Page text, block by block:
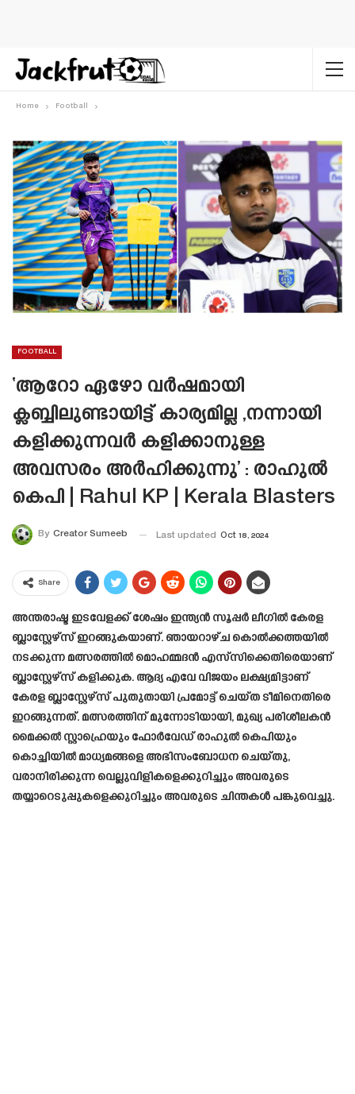
Home Football
FOOTBALL
‘ആറോ ഏഴോ വർഷമായി
ക്ലബ്ബിലുണ്ടായിട്ട് കാര്യമില്ല ,നന്നായി
കളിക്കുന്നവർ കളിക്കാനുള്ള
അവസരം അർഹിക്കുന്നു’ : രാഹുൽ
കെപി | Rahul KP | Kerala Blasters
By Creator Sumeeb Last updated Oct 18, 2024
Share
അന്തരാഷ്ട ഇടവേളക്ക് ശേഷം ഇന്ത്യൻ സൂപ്പർ ലീഗിൽ കേരള
ബ്ലാസ്റ്റേഴ്‌സ് ഇറങ്ങുകയാണ്. ഞായറാഴ്ച കൊൽക്കത്തയിൽ
നടക്കുന്ന മത്സരത്തിൽ മൊഹമ്മദൻ എസ്‌സിക്കെതിരെയാണ്
ബ്ലാസ്റ്റേഴ്‌സ് കളിക്കുക. ആദ്യ എവേ വിജയം ലക്ഷ്യമിട്ടാണ്
കേരള ബ്ലാസ്റ്റേഴ്‌സ് പുതുതായി പ്രമോട്ട് ചെയ്ത ടീമിനെതിരെ
ഇറങ്ങുന്നത്. മത്സരത്തിന് മുന്നോടിയായി, മുഖ്യ പരിശീലകൻ
മൈക്കൽ സ്റ്റാഹ്രെയും ഫോർവേഡ് രാഹുൽ കെപിയും
കൊച്ചിയിൽ മാധ്യമങ്ങളെ അഭിസംബോധന ചെയ്തു,
വരാനിരിക്കുന്ന വെല്ലുവിളികളെക്കുറിച്ചും അവരുടെ
തയ്യാറെടുപ്പുകളെക്കുറിച്ചും അവരുടെ ചിന്തകൾ പങ്കുവെച്ചു.